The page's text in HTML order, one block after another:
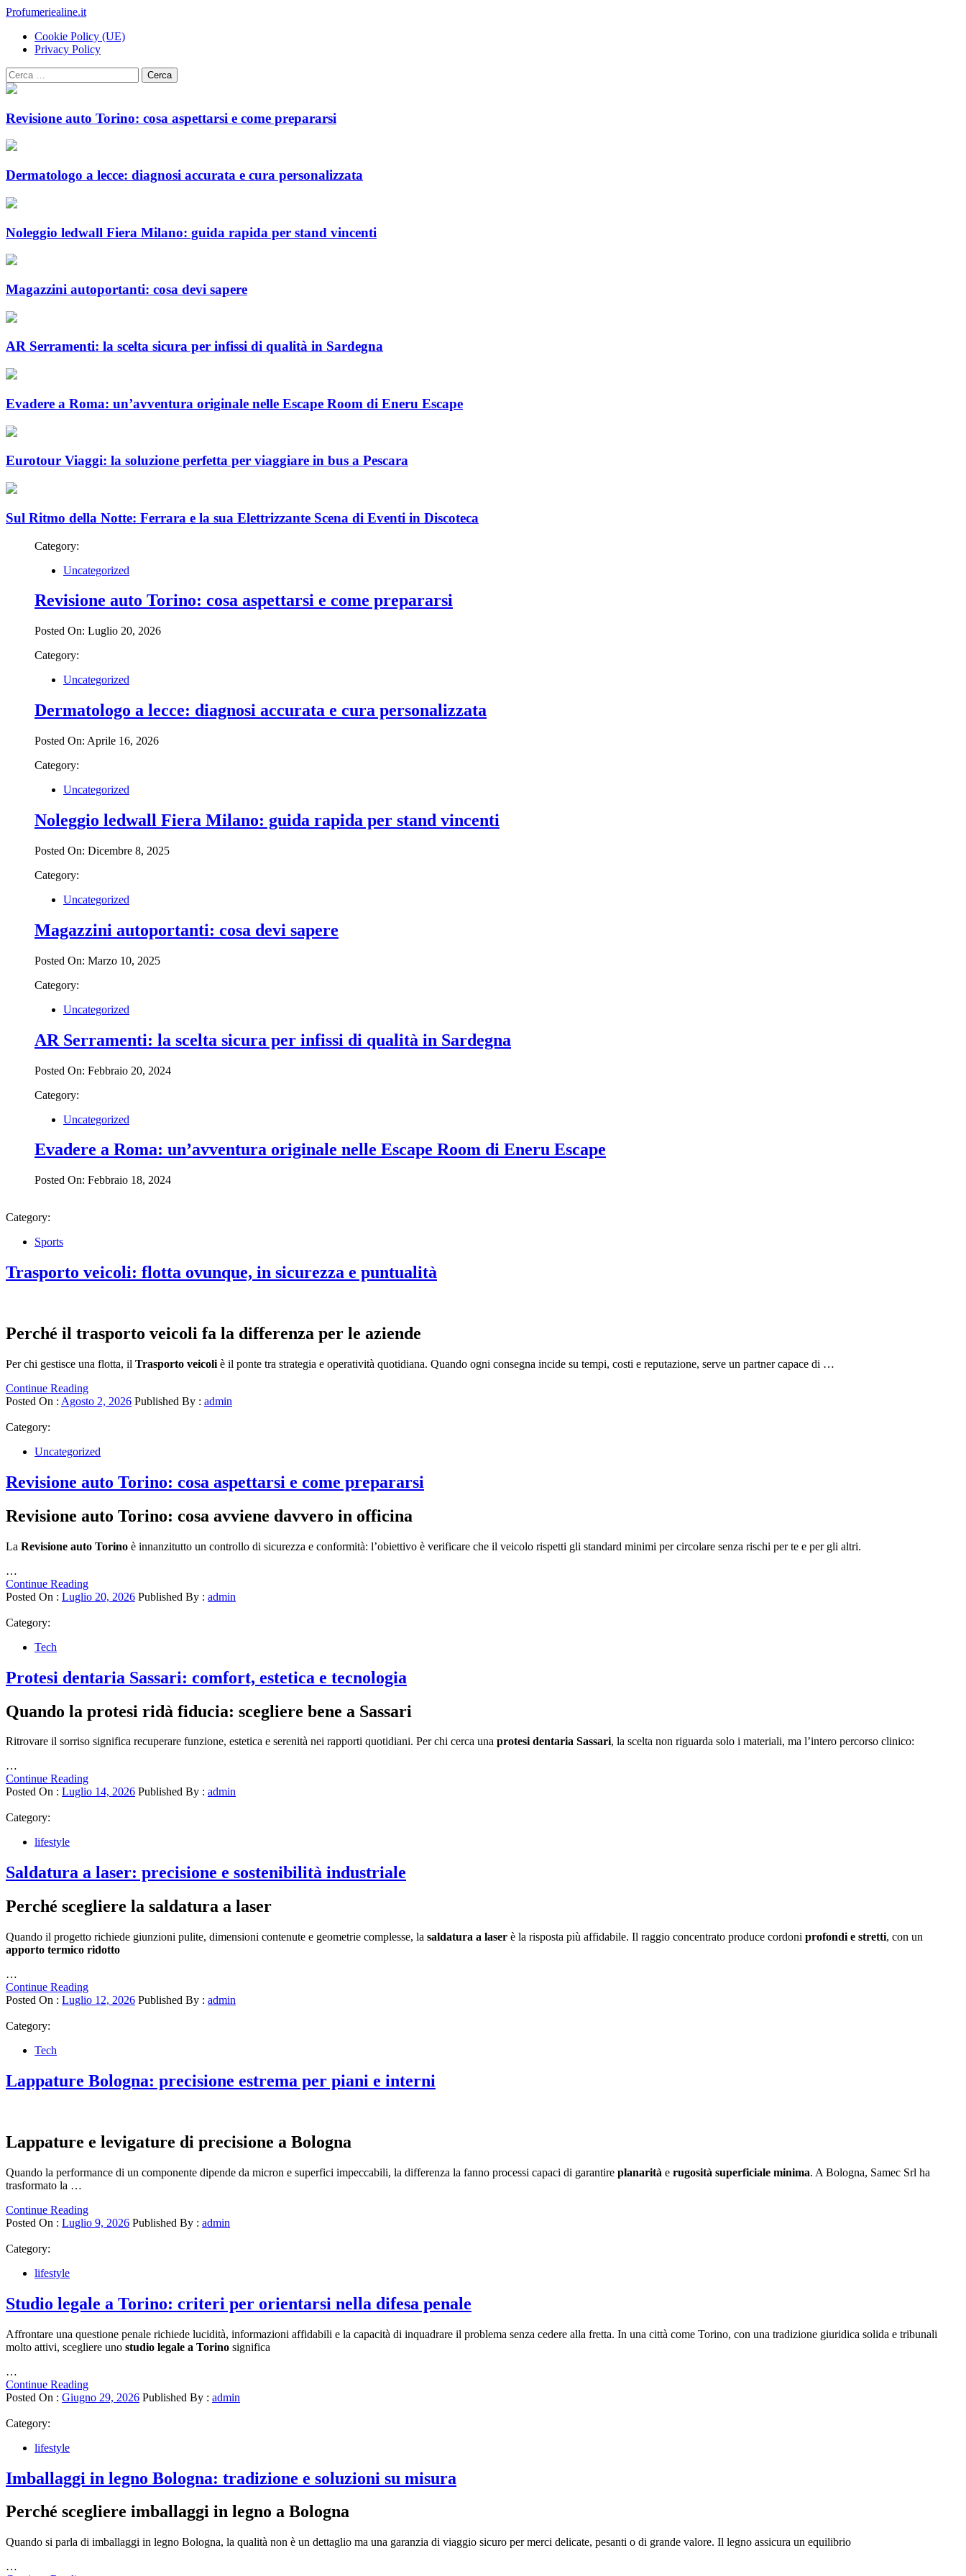
Loading...
Skip
content
Toggle
Profumeriealine.it
Primary
Menu
Cookie Policy (UE)
Privacy Policy
Ricerca
per:
Revisione auto Torino: cosa aspettarsi e come prepararsi
Dermatologo a lecce: diagnosi accurata e cura personalizzata
Noleggio ledwall Fiera Milano: guida rapida per stand vincenti
Magazzini autoportanti: cosa devi sapere
AR Serramenti: la scelta sicura per infissi di qualità in Sardegna
Evadere a Roma: un’avventura originale nelle Escape Room di Eneru Escape
Eurotour Viaggi: la soluzione perfetta per viaggiare in bus a Pescara
Sul Ritmo della Notte: Ferrara e la sua Elettrizzante Scena di Eventi in Discoteca
Category:
Uncategorized
Revisione auto Torino: cosa aspettarsi e come prepararsi
Posted On: Luglio 20, 2026
Category:
Uncategorized
Dermatologo a lecce: diagnosi accurata e cura personalizzata
Posted On: Aprile 16, 2026
Category:
Uncategorized
Noleggio ledwall Fiera Milano: guida rapida per stand vincenti
Posted On: Dicembre 8, 2025
Category:
Uncategorized
Magazzini autoportanti: cosa devi sapere
Posted On: Marzo 10, 2025
Category:
Uncategorized
AR Serramenti: la scelta sicura per infissi di qualità in Sardegna
Posted On: Febbraio 20, 2024
Category:
Uncategorized
Evadere a Roma: un’avventura originale nelle Escape Room di Eneru Escape
Posted On: Febbraio 18, 2024
Category:
Sports
Trasporto veicoli: flotta ovunque, in sicurezza e puntualità
Perché il trasporto veicoli fa la differenza per le aziende
Per chi gestisce una flotta, il Trasporto veicoli è il ponte tra strategia e operatività quotidiana. Quando ogni consegna incide su tempi, costi e reputazione, serve un partner capace di …
Continue Reading
Posted On : Agosto 2, 2026 Published By : admin
Category:
Uncategorized
Revisione auto Torino: cosa aspettarsi e come prepararsi
Revisione auto Torino: cosa avviene davvero in officina
La Revisione auto Torino è innanzitutto un controllo di sicurezza e conformità: l’obiettivo è verificare che il veicolo rispetti gli standard minimi per circolare senza rischi per te e per gli altri.
…
Continue Reading
Posted On : Luglio 20, 2026 Published By : admin
Category:
Tech
Protesi dentaria Sassari: comfort, estetica e tecnologia
Quando la protesi ridà fiducia: scegliere bene a Sassari
Ritrovare il sorriso significa recuperare funzione, estetica e serenità nei rapporti quotidiani. Per chi cerca una protesi dentaria Sassari, la scelta non riguarda solo i materiali, ma l’intero percorso clinico:
…
Continue Reading
Posted On : Luglio 14, 2026 Published By : admin
Category:
lifestyle
Saldatura a laser: precisione e sostenibilità industriale
Perché scegliere la saldatura a laser
Quando il progetto richiede giunzioni pulite, dimensioni contenute e geometrie complesse, la saldatura a laser è la risposta più affidabile. Il raggio concentrato produce cordoni profondi e stretti, con un
apporto termico ridotto
…
Continue Reading
Posted On : Luglio 12, 2026 Published By : admin
Category:
Tech
Lappature Bologna: precisione estrema per piani e interni
Lappature e levigature di precisione a Bologna
Quando la performance di un componente dipende da micron e superfici impeccabili, la differenza la fanno processi capaci di garantire planarità e rugosità superficiale minima. A Bologna, Samec Srl ha
trasformato la …
Continue Reading
Posted On : Luglio 9, 2026 Published By : admin
Category:
lifestyle
Studio legale a Torino: criteri per orientarsi nella difesa penale
Affrontare una questione penale richiede lucidità, informazioni affidabili e la capacità di inquadrare il problema senza cedere alla fretta. In una città come Torino, con una tradizione giuridica solida e tribunali
molto attivi, scegliere uno studio legale a Torino significa
…
Continue Reading
Posted On : Giugno 29, 2026 Published By : admin
Category:
lifestyle
Imballaggi in legno Bologna: tradizione e soluzioni su misura
Perché scegliere imballaggi in legno a Bologna
Quando si parla di imballaggi in legno Bologna, la qualità non è un dettaglio ma una garanzia di viaggio sicuro per merci delicate, pesanti o di grande valore. Il legno assicura un equilibrio
…